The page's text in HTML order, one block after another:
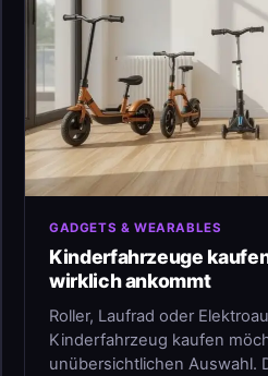
GADGETS & WEARABLES
Kinderfahrzeuge
wirklich ankommt
Roller, Laufrad oder
Kinderfahrzeug kaufen
unübersichtlichen Auswahl.